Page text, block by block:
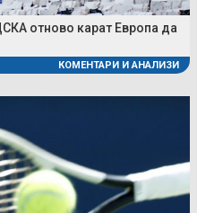
отново карат Европа да
КОМЕНТАРИ И АНАЛИЗИ